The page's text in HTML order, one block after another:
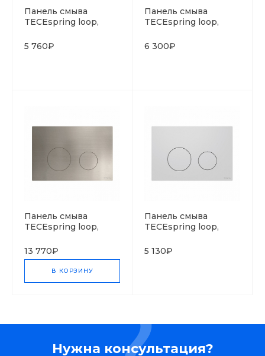
Панель смыва
TECEspring loop,
матовый
5 760₽
Панель смыва
TECEspring loop,
глянцевый
6 300₽
Панель смыва
TECEspring loop,
сатин, с покрытием
против отпечатков
пальцев
13 770₽
В КОРЗИНУ
Панель смыва
TECEspring loop,
матовый
5 130₽
Нужна консультация?